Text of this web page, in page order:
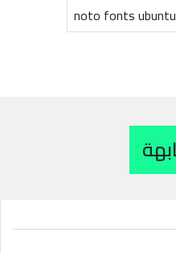
noto fonts ubuntu